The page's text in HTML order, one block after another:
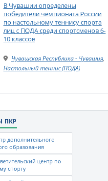
В Чувашии определены
победители чемпионата России
по настольному теннису спорта
лиц с ПОДА среди спортсменов 6-
10 классов
Чувашская Республика - Чувашия,
Настольный теннис (ПОДА)
ПКР
дополнительного
образования
центр по
спорту